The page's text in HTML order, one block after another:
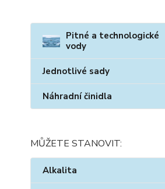
Pitné a technologické
vody
Jednotlivé sady
Náhradní činidla
MŮŽETE STANOVIT:
Alkalita